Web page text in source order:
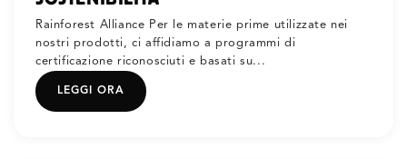
Rainforest Alliance Per le materie prime utilizzate nei
nostri prodotti, ci affidiamo a programmi di
certificazione riconosciuti e basati su...
LEGGI ORA